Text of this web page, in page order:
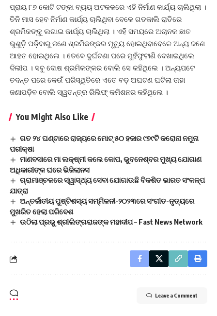
ପ୍ରାୟ ୮୭ କୋଟି ଟଙ୍କା ବ୍ୟୟ ଅଟକଳରେ ଏହି ନିର୍ମାଣ କାର୍ଯ୍ୟ ଚାଲିଥିଲା ।
ତିନି ମାସ ହେବ ନିର୍ମାଣ କାର୍ଯ୍ୟ ଚାଲିଥିବା ବେଳେ ଗତକାଲି ରାତିରେ
ଶ୍ରମିକଙ୍କୁ ଲଗାଇ କାର୍ଯ୍ୟ ଚାଲିଥିଲା । ଏହି ସମୟରେ ଅଚାନକ ଛାତ
ଭୁଶୁଡ଼ି ପଡ଼ିବାରୁ ଜଣେ ଶ୍ରମିକଙ୍କର ମୃତ୍ୟୁ ହୋଇଥିବାବେଳେ ଅନ୍ୟ ଜଣେ
ଆହତ ହୋଇଥିଲେ । ତେବେ ଦୁର୍ଘଟଣା ପରେ ମୁହଁଫୁଟାଣି ଦେଖାଇଥିଲେ
ଦିଲୀପ । ସବୁ ଦୋଷ ଶ୍ରମିକଙ୍କର ବୋଲି ସେ କହିଥିଲେ । ଅନ୍ୟପଟେ
ତଦନ୍ତ ପରେ କେଉଁ ପରିସ୍ଥିତିରେ ଏତେ ବଡ଼ ଅଘଟଣ ଘଟିଲା ତାହା
ଜଣାପଡ଼ିବ ବୋଲି ସ୍ୱତନ୍ତ୍ର ରିଲିଫ୍ କମିଶନର କହିଥିଲେ ।
You Might Also Like
ଗତ ୨୪ ଘଣ୍ଟାରେ ରାଜ୍ୟରେ ମୋଟ୍ ୫୦ ହଜାର ୯୭୯ଟି କରୋନା ନମୁନା
ପରୀକ୍ଷା
ମାଣବସାରେ ମା ଲକ୍ଷ୍ମୀ କଲେ କୋପ, ଭୁବନେଶ୍ବର ମୁଖ୍ୟ ଯୋଗାଣ
ଅଧିକାରୀଙ୍କ ଘରେ ଭିଜିଲାନସ
ଗ୍ରାମାଞ୍ଚଳରେ ସ୍ୱାସ୍ଥ୍ୟ ସେବା ଯୋଗାଉଛି ବିକଶିତ ଭାରତ ସଂକଳ୍ପ
ଯାତ୍ରା
ଅନ୍ତର୍ଜାତୀୟ ପୁଷ୍ଟିଶସ୍ୟ ସମ୍ମିଳନୀ-୨୦୨୩ରେ ସଂଗୀତ-ନୃତ୍ୟରେ
ମୁଖରିତ ହେଲା ପରିବେଶ
ଉଠିଲା ପ୍ରଭୁ ଶ୍ରୀଲିଙ୍ଗରାଜଙ୍କ ମହାଦୀପ – Fast News Network
Leave a Comment